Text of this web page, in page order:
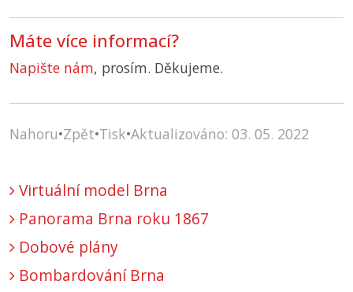
Máte více informací?
Napište nám, prosím. Děkujeme.
Nahoru•Zpět•Tisk•Aktualizováno: 03. 05. 2022
Virtuální model Brna
Panorama Brna roku 1867
Dobové plány
Bombardování Brna